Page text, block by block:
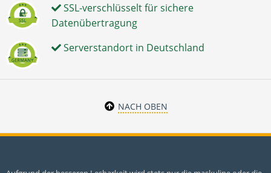
SSL-verschlüsselt für sichere
Datenübertragung
Serverstandort in Deutschland
NACH OBEN